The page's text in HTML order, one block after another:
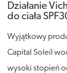
Działanie
do ciała
Wyjątkowy
Capital Soleil
wysoki stopień